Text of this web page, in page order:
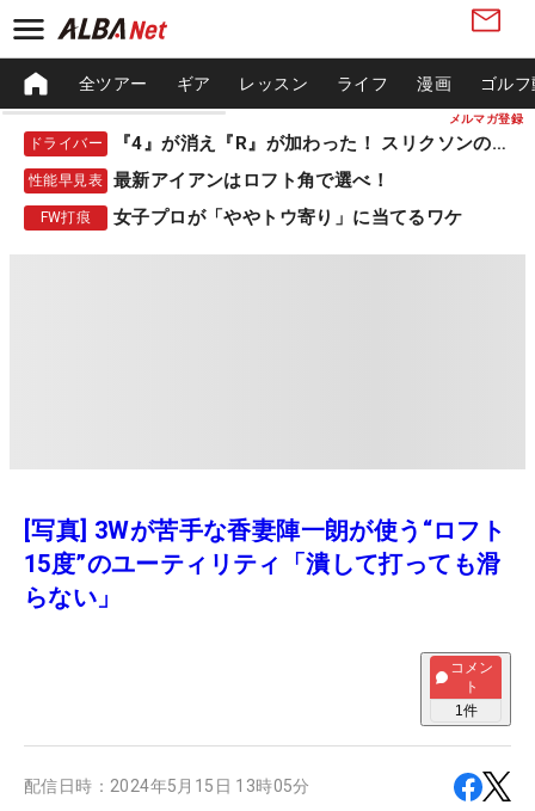
メルマガ登録
全ツアー ギア レッスン ライフ 漫画 ゴル
ドライバー 『4』が消え『R』が加わった！ スリクソンの新作
性能早見表 最新アイアンはロフト角で選べ！
FW打痕 女子プロが「ややトウ寄り」に当てるワケ
[写真] 3Wが苦手な香妻陣一朗が使う“ロフト
15度”のユーティリティ「潰して打っても滑
らない」
コメン
ト
1件
配信日時： 2024年5月15日 13時05分